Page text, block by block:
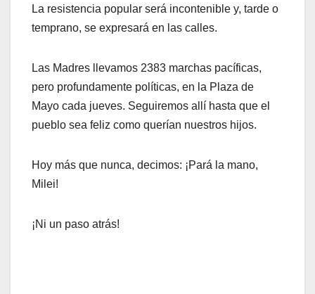
La resistencia popular será incontenible y, tarde o
temprano, se expresará en las calles.
Las Madres llevamos 2383 marchas pacíficas,
pero profundamente políticas, en la Plaza de
Mayo cada jueves. Seguiremos allí hasta que el
pueblo sea feliz como querían nuestros hijos.
Hoy más que nunca, decimos: ¡Pará la mano,
Milei!
¡Ni un paso atrás!